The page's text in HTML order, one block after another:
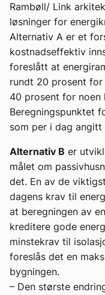
Rambøll/ Link
løsninger for
Alternativ A er et
kostnadseffektiv
foreslått at
rundt 20 prosent
40 prosent for
Beregningspunktet
som per i dag angitt
Alternativ B er
målet om
det. En av de
dagens krav til
at beregningen av
kreditere gode
minstekrav til
foreslås det en
bygningen.
– Den største